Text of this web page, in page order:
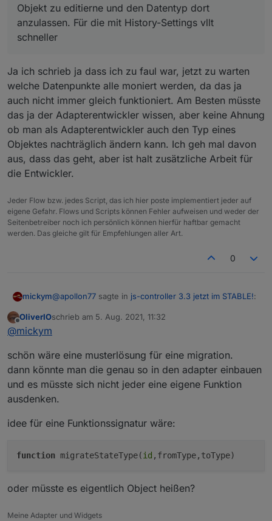
Objekt zu editierne und den Datentyp dort
anzulassen. Für die mit History-Settings vllt
schneller
Ja ich schrieb ja dass ich zu faul war, jetzt zu warten
welche Datenpunkte alle moniert werden, da das ja
auch nicht immer gleich funktioniert. Am Besten müsste
das ja der Adapterentwickler wissen, aber keine Ahnung
ob man als Adapterentwickler auch den Typ eines
Objektes nachträglich ändern kann. Ich geh mal davon
aus, dass das geht, aber ist halt zusätzliche Arbeit für
die Entwickler.
Jeder Flow bzw. jedes Script, das ich hier poste implementiert jeder auf
eigene Gefahr. Flows und Scripts können Fehler aufweisen und weder der
Seitenbetreiber noch ich persönlich können hierfür haftbar gemacht
werden. Das gleiche gilt für Empfehlungen aller Art.
0
mickym@apollon77 sagte in js-controller 3.3 jetzt im STABLE!:
Es geht Dir halt die Historie verloren.
aber aktuell leider so.
das Objekt zu editierne und den Datentyp dort
Ja ich schrieb ja dass ich zu faul war, jetzt zu warten
welche Datenpunkte alle moniert werden, da das ja
auch nicht immer gleich funktioniert. Am Besten
müsste das ja der Adapterentwickler wissen, aber
keine Ahnung ob man als Adapterentwickler auch den
mal davon aus, dass das geht, aber ist halt zusätzliche
Arbeit für die Entwickler.
Offline
OliverIOschrieb am 5. Aug. 2021, 11:32
zuletzt editiert von
@mickym
schön wäre eine musterlösung für eine migration.
dann könnte man die genau so in den adapter einbauen
und es müsste sich nicht jeder eine eigene Funktion
ausdenken.
idee für eine Funktionssignatur wäre:
function migrateStateType(id ,fromType,toType)
oder müsste es eigentlich Object heißen?
Meine Adapter und Widgets